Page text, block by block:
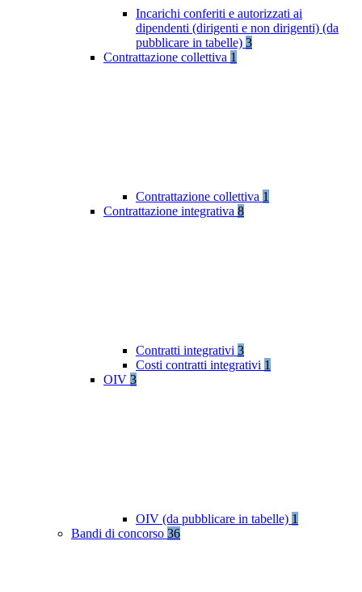
Incarichi conferiti e autorizzati ai
dipendenti (dirigenti e non dirigenti) (da
pubblicare in tabelle) 3
Contrattazione collettiva 1
Contrattazione collettiva 1
Contrattazione integrativa 8
Contratti integrativi 3
Costi contratti integrativi 1
OIV 3
OIV (da pubblicare in tabelle) 1
Bandi di concorso 36